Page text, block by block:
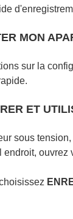
MON
sur la
ET
sous
ouvrez